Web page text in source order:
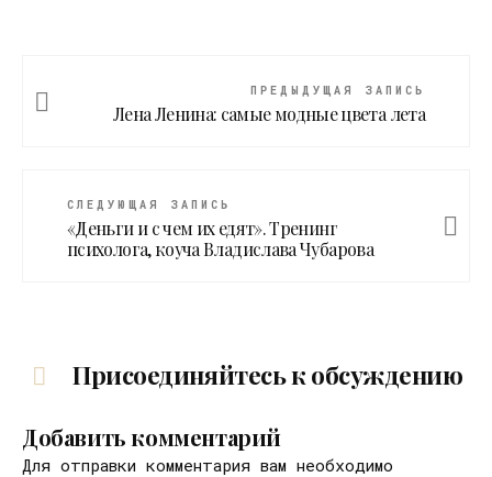
ПРЕДЫДУЩАЯ ЗАПИСЬ
Лена Ленина: самые модные цвета лета
СЛЕДУЮЩАЯ ЗАПИСЬ
«Деньги и с чем их едят». Тренинг
психолога, коуча Владислава Чубарова
Присоединяйтесь к обсуждению
Добавить комментарий
Для отправки комментария вам необходимо